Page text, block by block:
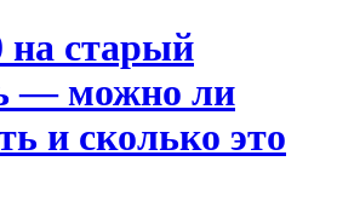
на старый
— можно ли
и сколько это